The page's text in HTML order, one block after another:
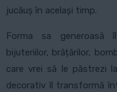
jucăuș în același timp.
Forma sa generoasă
bijuteriilor, brățărilor,
care vrei să le păstrezi
decorativ îl transformă